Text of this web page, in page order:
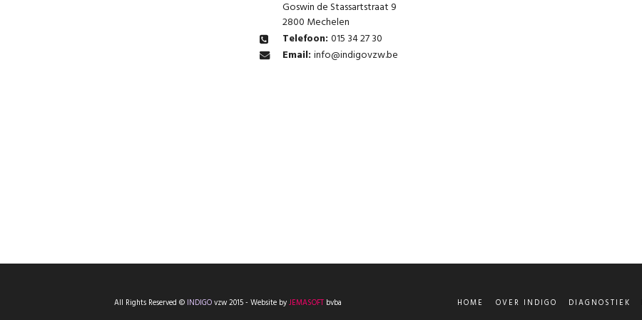
Goswin de Stassartstraat 9
2800 Mechelen
Telefoon: 015 34 27 30
Email: info@indigovzw.be
All Rights Reserved © INDIGOvzw 2015 - Website byJEMASOFT bvba HOME OVER INDIGO DIAGNOSTIEK